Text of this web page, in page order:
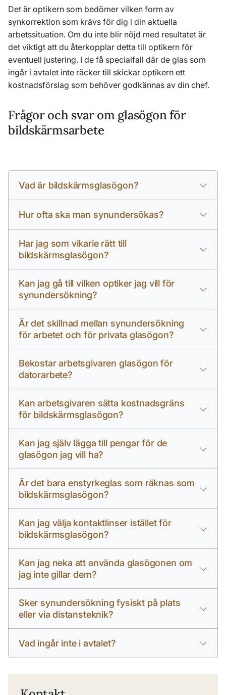
Det är optikern som bedömer vilken form av
synkorrektion som krävs för dig i din aktuella
arbetssituation. Om du inte blir nöjd med resultatet är
det viktigt att du återkopplar detta till optikern för
eventuell justering. I de få specialfall där de glas som
ingår i avtalet inte räcker till skickar optikern ett
kostnadsförslag som behöver godkännas av din chef.
Frågor och svar om glasögon för
bildskärmsarbete
Vad är bildskärmsglasögon?
Hur ofta ska man synundersökas?
Har jag som vikarie rätt till
bildskärmsglasögon?
Kan jag gå till vilken optiker jag vill för
synundersökning?
Är det skillnad mellan synundersökning
för arbetet och för privata glasögon?
Bekostar arbetsgivaren glasögon för
datorarbete?
Kan arbetsgivaren sätta kostnadsgräns
för bildskärmsglasögon?
Kan jag själv lägga till pengar för de
glasögon jag vill ha?
Är det bara enstyrkeglas som räknas som
bildskärmsglasögon?
Kan jag välja kontaktlinser istället för
bildskärmsglasögon?
Kan jag neka att använda glasögonen om
jag inte gillar dem?
Sker synundersökning fysiskt på plats
eller via distansteknik?
Vad ingår inte i avtalet?